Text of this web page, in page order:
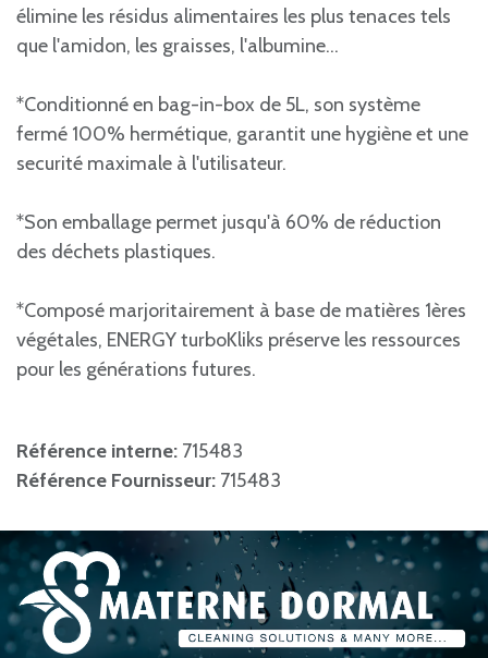
élimine les résidus alimentaires les plus tenaces tels
que l'amidon, les graisses, l'albumine...
*Conditionné en bag-in-box de 5L, son système
fermé 100% hermétique, garantit une hygiène et une
securité maximale à l'utilisateur.
*Son emballage permet jusqu'à 60% de réduction
des déchets plastiques.
*Composé marjoritairement à base de matières 1ères
végétales, ENERGY turboKliks préserve les ressources
pour les générations futures.
Référence interne: 715483
Référence Fournisseur: 715483